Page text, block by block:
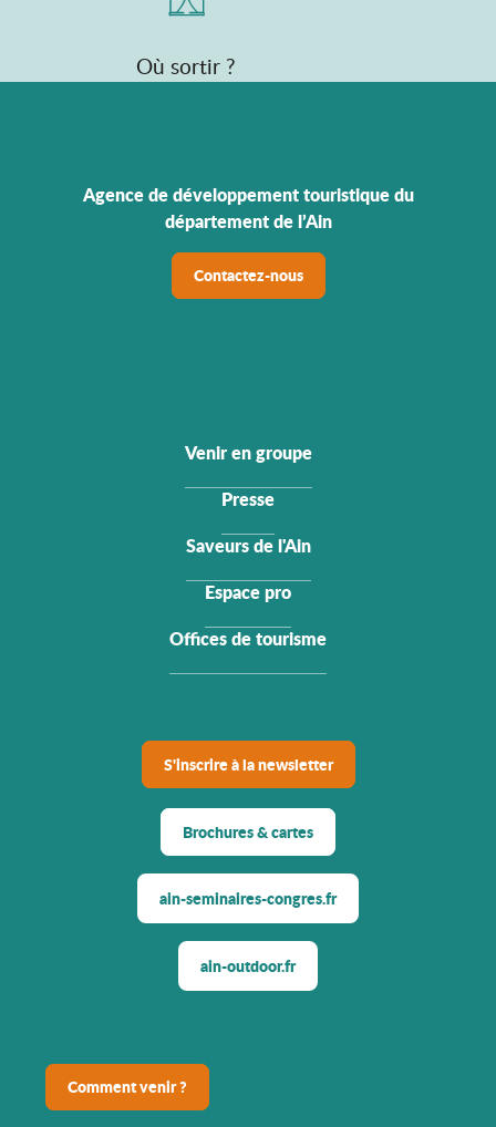
Où sortir ?
Agence de développement touristique du
département de l’Ain
Contactez-nous
Venir en groupe
Presse
Saveurs de l'Ain
Espace pro
Offices de tourisme
S'inscrire à la newsletter
Brochures & cartes
ain-seminaires-congres.fr
ain-outdoor.fr
Comment venir ?